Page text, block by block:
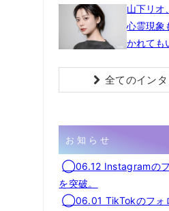
山下リ
心霊現象
かれても
全てのイン
お知らせ
◯06.12 Instagramのフ
を突破。
◯06.01 TikTokのフォ